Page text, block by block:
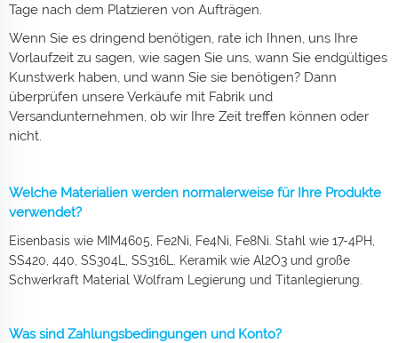
Tage nach dem Platzieren von Aufträgen.
Wenn Sie es dringend benötigen, rate ich Ihnen, uns Ihre
Vorlaufzeit zu sagen, wie sagen Sie uns, wann Sie endgültiges
Kunstwerk haben, und wann Sie sie benötigen? Dann
überprüfen unsere Verkäufe mit Fabrik und
Versandunternehmen, ob wir Ihre Zeit treffen können oder
nicht.
Welche Materialien werden normalerweise für Ihre Produkte
verwendet?
Eisenbasis wie MIM4605, Fe2Ni, Fe4Ni, Fe8Ni. Stahl wie 17-4PH,
SS420, 440, SS304L, SS316L. Keramik wie Al2O3 und große
Schwerkraft Material Wolfram Legierung und Titanlegierung.
Was sind Zahlungsbedingungen und Konto?